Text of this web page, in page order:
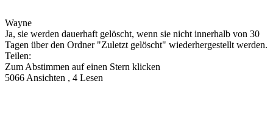
Wayne
Ja, sie werden dauerhaft gelöscht, wenn sie nicht innerhalb von 30
Tagen über den Ordner "Zuletzt gelöscht" wiederhergestellt werden.
Teilen:
Zum Abstimmen auf einen Stern klicken
5066 Ansichten , 4 Lesen